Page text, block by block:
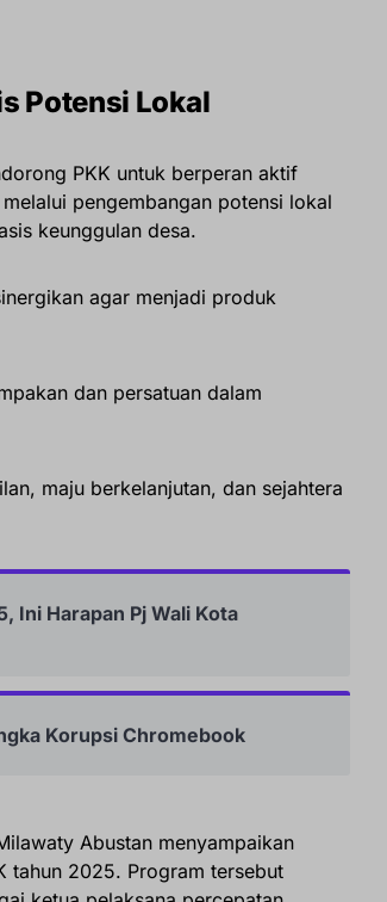
Potensi Lokal
PKK untuk berperan aktif
pengembangan potensi lokal
keunggulan desa.
agar menjadi produk
dan persatuan dalam
maju berkelanjutan, dan sejahtera
Ini Harapan Pj Wali Kota
Korupsi Chromebook
Abustan menyampaikan
tahun 2025. Program tersebut